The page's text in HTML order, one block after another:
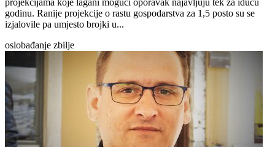
projekcijama koje lagani mogući oporavak najavljuju tek za iduću
godinu. Ranije projekcije o rastu gospodarstva za 1,5 posto su se
izjalovile pa umjesto brojki u...
oslobađanje zbilje